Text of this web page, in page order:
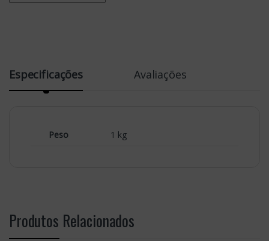
Especificações Avaliações
Peso 1 kg
Produtos Relacionados